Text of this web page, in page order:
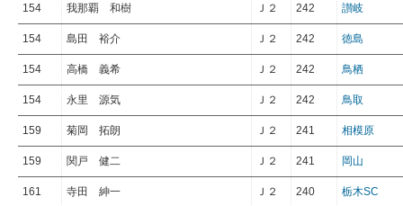
154 我那覇 和樹 Ｊ２ 242 讃岐
154 島田 裕介 Ｊ２ 242 徳島
154 高橋 義希 Ｊ２ 242 鳥栖
154 永里 源気 Ｊ２ 242 鳥取
159 菊岡 拓朗 Ｊ２ 241 相模原
159 関戸 健二 Ｊ２ 241 岡山
161 寺田 紳一 Ｊ２ 240 栃木SC